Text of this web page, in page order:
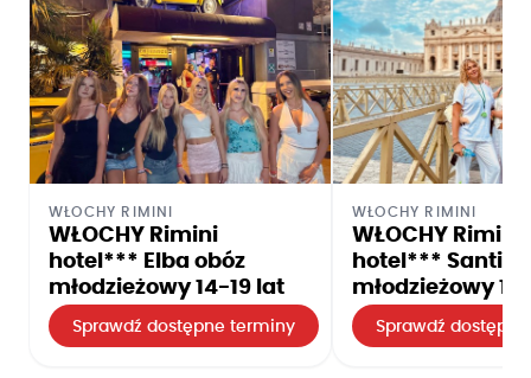
WŁOCHY RIMINI
WŁOCHY Rimini
hotel*** Elba obóz
młodzieżowy 14-19 lat
Sprawdź dostępne terminy
WŁOCHY RIMINI
WŁOCHY Rimini
hotel***
młodzieżowy
Sprawdź